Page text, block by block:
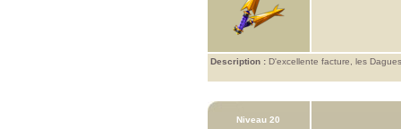
Description : D'excellente facture, les
Niveau 20